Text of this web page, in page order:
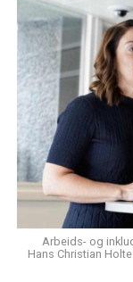
Arbeids- og
Hans Christian